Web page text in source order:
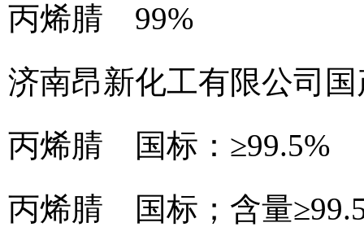
丙烯腈 99%
济南昂新化工有限公司
丙烯腈 国标：≥99.5%
丙烯腈 国标；含量